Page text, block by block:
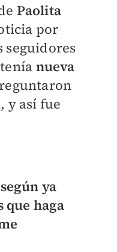
Paolita
por
seguidores
nueva
y así fue
ya
que haga